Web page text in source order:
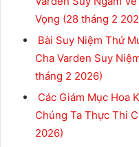
Vọng (28 tháng 2
Bài Suy Niệm Thứ
Cha Varden Suy
tháng 2 2026)
Các Giám Mục Hoa
Chúng Ta Thực Thi
2026)